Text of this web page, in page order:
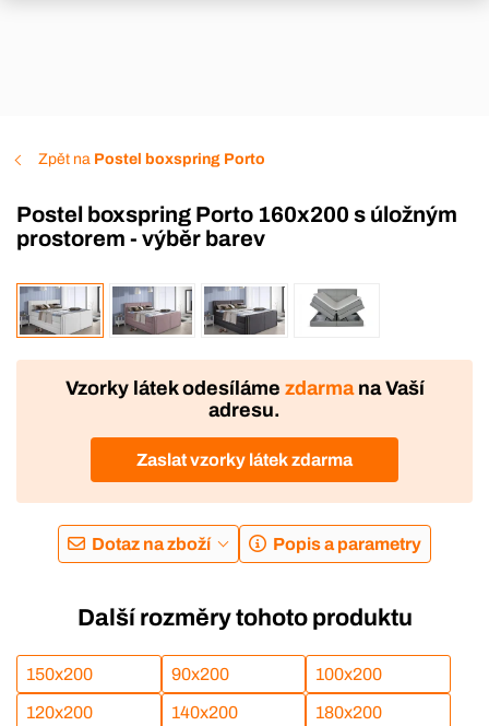
Zpět na Postel boxspring Porto
Postel boxspring Porto 160x200 s úložným
prostorem - výběr barev
VÝROBA
DOPRAVA ZDARMA
Vzorky látek odesíláme zdarmana Vaší
adresu.
Zaslat vzorky látek zdarma
Dotaz na zboží Popis a parametry
Další rozměry tohoto produktu
150x200 90x200 100x200
120x200 140x200 180x200